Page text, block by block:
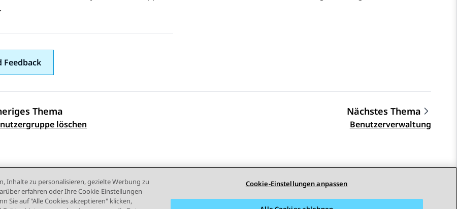
Feedback
Thema
löschen
Nächstes Thema
Benutzerverwaltung
Inhalte zu personalisieren, gezielte Werbung zu
erfahren oder Ihre Cookie-Einstellungen
Sie auf "Alle Cookies akzeptieren" klicken,
Cookie-Einstellungen anpassen